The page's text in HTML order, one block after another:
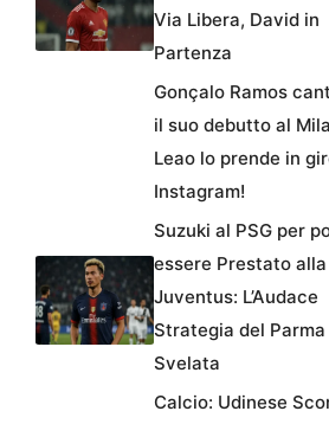
Via Libera, David in
Partenza
Gonçalo Ramos
il suo debutto al
Leao lo prende in
Instagram!
Suzuki al PSG per
essere Prestato alla
Juventus: L’Audace
Strategia del Parma
Svelata
Calcio: Udinese